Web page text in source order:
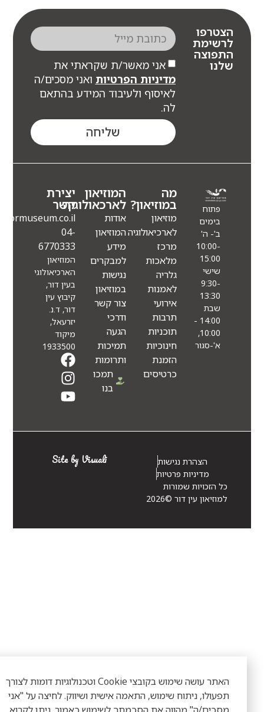
אני מאשר/ת שקראתי את
מדיניות הפרטיותואני מסכים/ה
לאיסוף ולעיבוד המידע בהתאם
מה
במוזיאון?
מוזיאון
לארכיאולוגיה
מרכז
מלאכות
גלריה
לאמנות
אירועי
תרבות
תוכניות
חינוכיות
המוזיאון
לארכאולוגיה
אודות
המוזיאון
מידע
למבקרים
נגישות
במוזיאון
צור קשר
ודרכי
הגעה
תמיכות
ותרומות
תמכו
יצירת
קשר
Info@eindormuseum.co.il
04-
6770333
המוזיאון
הארכיאולוגי
קיבוץ עין
דור, ד.נ.
יזרעאל,
מיקוד
1933500
הצהרת נגישות
מדיניות פרטיות
כל הזכויות שמורות
למוזיאון עין דור ©2026
Site by Visuali
האתר עושה שימוש בקובצי Cookie וטכנולוגיות דומות לצורך
תפעולו, ניתוח שימוש, התאמה אישית ושיווק. לחיצה על "אני